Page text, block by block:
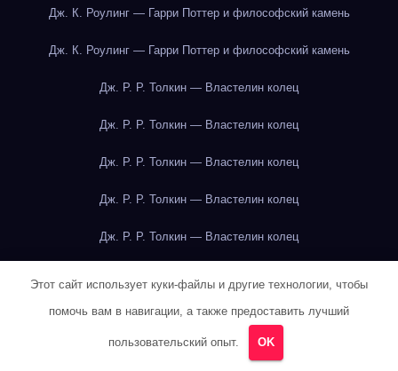
Дж. К. Роулинг — Гарри Поттер и философский камень
Дж. К. Роулинг — Гарри Поттер и философский камень
Дж. Р. Р. Толкин — Властелин колец
Дж. Р. Р. Толкин — Властелин колец
Дж. Р. Р. Толкин — Властелин колец
Дж. Р. Р. Толкин — Властелин колец
Дж. Р. Р. Толкин — Властелин колец
Дж. Р. Р. Толкин — Властелин колец
Дж. Р. Р. Толкин — Властелин колец
Этот сайт использует куки-файлы и другие технологии, чтобы
помочь вам в навигации, а также предоставить лучший
пользовательский опыт. OK